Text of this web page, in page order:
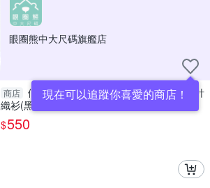
眼圈熊中大尺碼旗艦店
現在可以追蹤你喜愛的商店！
商店
假二件--簡約親膚假兩件釦飾V領長袖針
織衫(黑.咖.藍L-3L)-X537眼圈熊中大尺碼
$550